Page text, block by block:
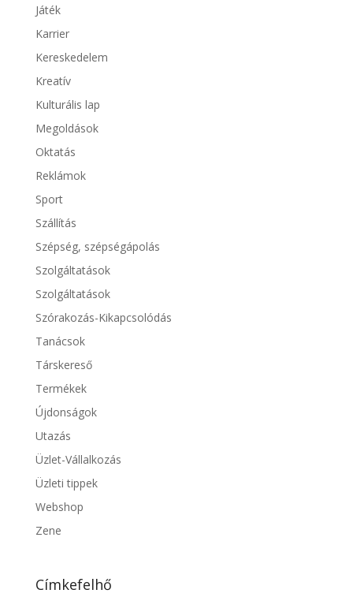
Játék
Karrier
Kereskedelem
Kreatív
Kulturális lap
Megoldások
Oktatás
Reklámok
Sport
Szállítás
Szépség, szépségápolás
Szolgáltatások
Szolgáltatások
Szórakozás-Kikapcsolódás
Tanácsok
Társkereső
Termékek
Újdonságok
Utazás
Üzlet-Vállalkozás
Üzleti tippek
Webshop
Zene
Címkefelhő